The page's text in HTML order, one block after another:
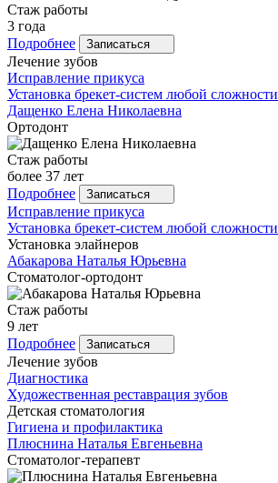
Стаж работы
3 года
Подробнее
Записаться
Лечение зубов
Исправление прикуса
Установка брекет-систем любой сложности
Дащенко Елена Николаевна
Ортодонт
Стаж работы
более 37 лет
Подробнее
Записаться
Исправление прикуса
Установка брекет-систем любой сложности
Установка элайнеров
Абакарова Наталья Юрьевна
Стоматолог-ортодонт
Стаж работы
9 лет
Подробнее
Записаться
Лечение зубов
Диагностика
Художественная реставрация зубов
Детская стоматология
Гигиена и профилактика
Плюснина Наталья Евгеньевна
Стоматолог-терапевт